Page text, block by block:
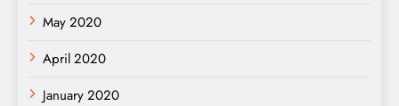
May 2020
April 2020
January 2020